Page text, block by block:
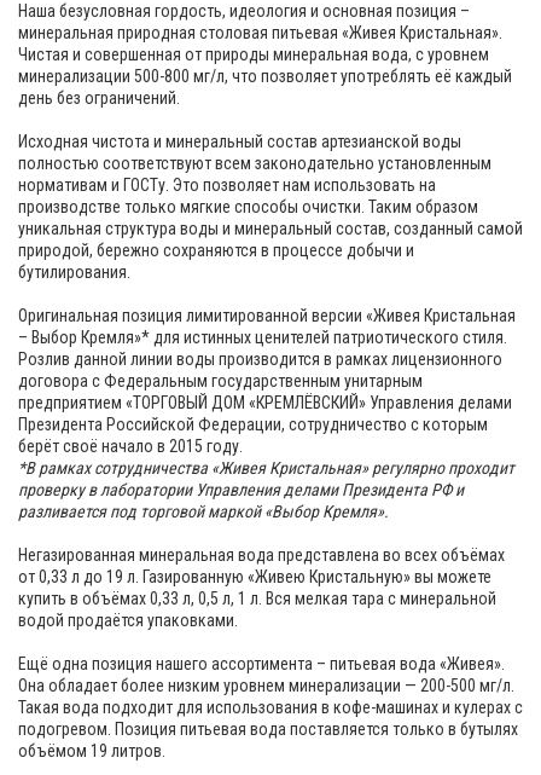
Наша безусловная гордость, идеология и основная позиция –
минеральная природная столовая питьевая «Живея Кристальная».
Чистая и совершенная от природы минеральная вода, с уровнем
минерализации 500-800 мг/л, что позволяет употреблять её каждый
день без ограничений.
Исходная чистота и минеральный состав артезианской воды
полностью соответствуют всем законодательно установленным
нормативам и ГОСТу. Это позволяет нам использовать на
производстве только мягкие способы очистки. Таким образом
уникальная структура воды и минеральный состав, созданный самой
природой, бережно сохраняются в процессе добычи и
бутилирования.
Оригинальная позиция лимитированной версии «Живея Кристальная
– Выбор Кремля»* для истинных ценителей патриотического стиля.
Розлив данной линии воды производится в рамках лицензионного
договора с Федеральным государственным унитарным
предприятием «ТОРГОВЫЙ ДОМ «КРЕМЛЁВСКИЙ» Управления делами
Президента Российской Федерации, сотрудничество с которым
берёт своё начало в 2015 году.
*В рамках сотрудничества «Живея Кристальная» регулярно проходит
проверку в лаборатории Управления делами Президента РФ и
разливается под торговой маркой «Выбор Кремля».
Негазированная минеральная вода представлена во всех объёмах
от 0,33 л до 19 л. Газированную «Живею Кристальную» вы можете
купить в объёмах 0,33 л, 0,5 л, 1 л. Вся мелкая тара с минеральной
водой продаётся упаковками.
Ещё одна позиция нашего ассортимента – питьевая вода «Живея».
Она обладает более низким уровнем минерализации — 200-500 мг/л.
Такая вода подходит для использования в кофе-машинах и кулерах с
подогревом. Позиция питьевая вода поставляется только в бутылях
объёмом 19 литров.